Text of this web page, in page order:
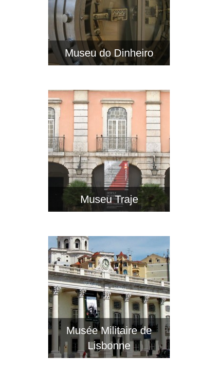
Museu do Dinheiro
Museu Traje
Musée Militaire de
Lisbonne